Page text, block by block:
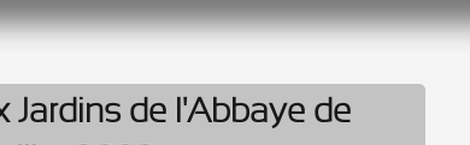
Jardins de l'Abbaye de